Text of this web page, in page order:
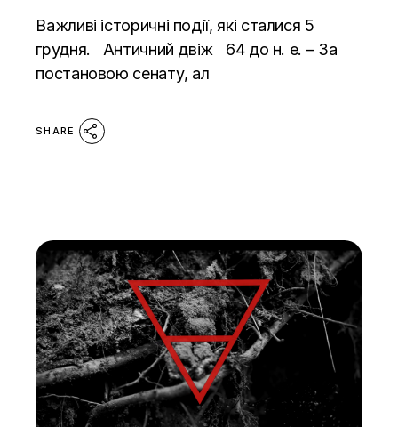
Важливі історичні події, які сталися 5
грудня. Античний двіж 64 до н. е. – За
постановою сенату, ал
SHARE